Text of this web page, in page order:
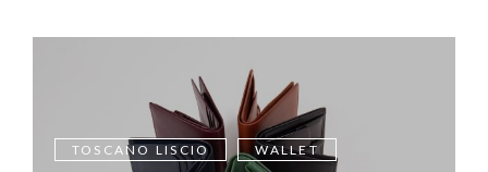
TOSCANO LISCIO WALLET